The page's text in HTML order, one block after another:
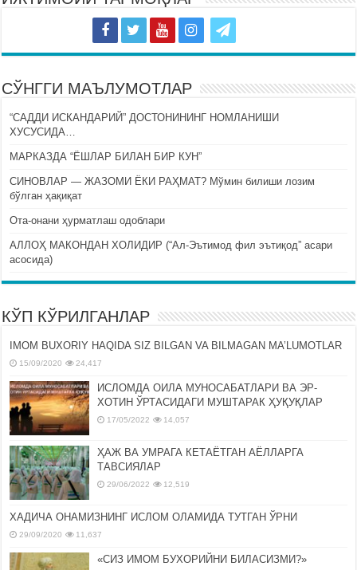
СЎНГГИ МАЪЛУМОТЛАР
“САДДИ ИСКАНДАРИЙ” ДОСТОНИНИНГ НОМЛАНИШИ
ХУСУСИДА…
МАРКАЗДА “ЁШЛАР БИЛАН БИР КУН”
СИНОВЛАР — ЖАЗОМИ ЁКИ РАҲМАТ? Мўмин билиши лозим
бўлган ҳақиқат
Ота-онани ҳурматлаш одоблари
АЛЛОҲ МАКОНДАН ХОЛИДИР (“Ал-Эътимод фил эътиқод” асари
асосида)
КЎП КЎРИЛГАНЛАР
IMOM BUXORIY HAQIDA SIZ BILGAN VA BILMAGAN MA’LUMOTLAR
15/09/2020 24,417
ИСЛОМДА ОИЛА МУНОСАБАТЛАРИ ВА ЭР-
ХОТИН ЎРТАСИДАГИ МУШТАРАК ҲУҚУҚЛАР
17/05/2022 14,057
ҲАЖ ВА УМРАГА КЕТАЁТГАН АЁЛЛАРГА
ТАВСИЯЛАР
29/06/2022 12,519
ХАДИЧА ОНАМИЗНИНГ ИСЛОМ ОЛАМИДА ТУТГАН ЎРНИ
29/09/2020 11,637
«СИЗ ИМОМ БУХОРИЙНИ БИЛАСИЗМИ?»